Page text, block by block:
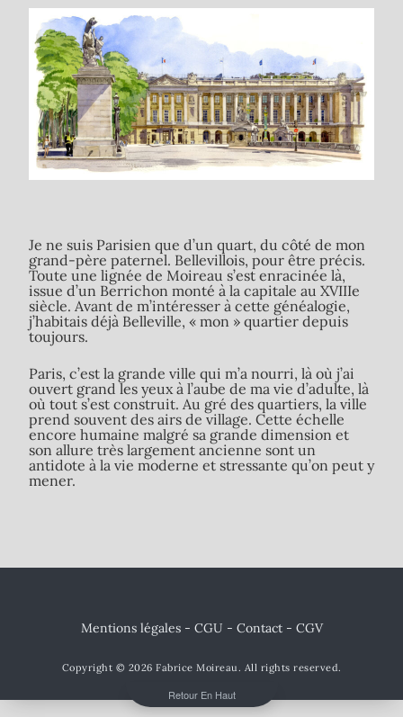
Je ne suis Parisien que d’un quart, du côté de mon
grand-père paternel. Bellevillois, pour être précis.
Toute une lignée de Moireau s’est enracinée là,
issue d’un Berrichon monté à la capitale au XVIIIe
siècle. Avant de m’intéresser à cette généalogie,
j’habitais déjà Belleville, « mon » quartier depuis
toujours.
Paris, c’est la grande ville qui m’a nourri, là où j’ai
ouvert grand les yeux à l’aube de ma vie d’adulte, là
où tout s’est construit. Au gré des quartiers, la ville
prend souvent des airs de village. Cette échelle
encore humaine malgré sa grande dimension et
son allure très largement ancienne sont un
antidote à la vie moderne et stressante qu’on peut y
mener.
Mentions légales - CGU - Contact - CGV
Copyright © 2026 Fabrice Moireau. All rights reserved.
Retour En Haut